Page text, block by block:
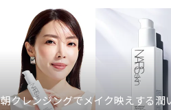
朝クレンジングでメイク映えする潤